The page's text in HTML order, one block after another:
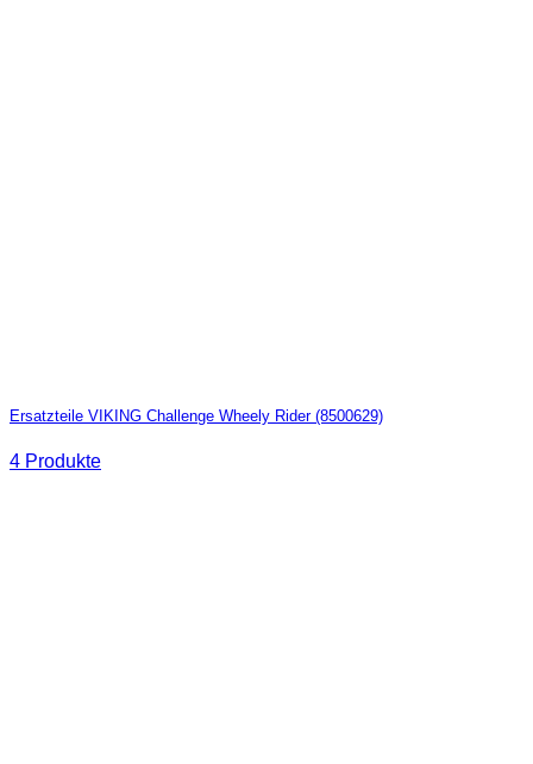
Ersatzteile VIKING Challenge Wheely Rider (8500629)
4 Produkte